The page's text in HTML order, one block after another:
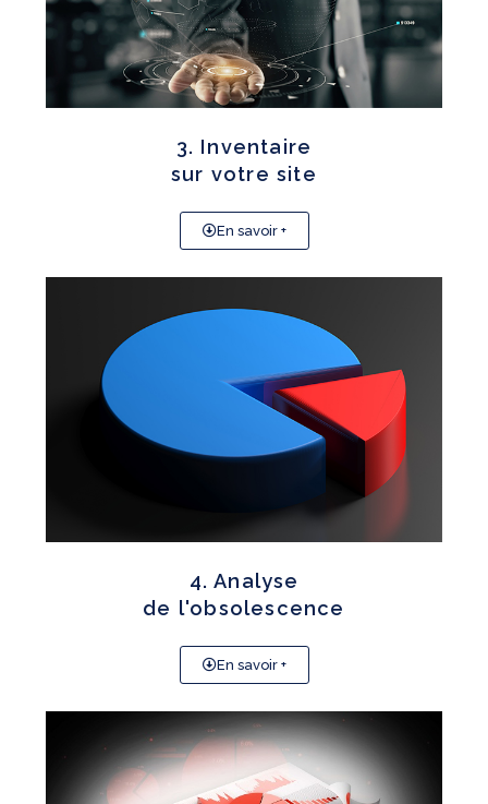
3. Inventaire
sur votre site
En savoir +
4. Analyse
de l'obsolescence
En savoir +